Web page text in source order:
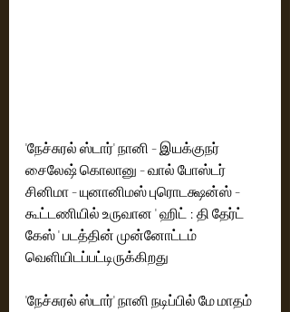
'நேச்சுரல் ஸ்டார்' நானி - இயக்குநர்
சைலேஷ் கொலானு - வால் போஸ்டர்
சினிமா - யுனானிமஸ் புரொடக்ஷன்ஸ் -
கூட்டணியில் உருவான ' ஹிட் : தி தேர்ட்
கேஸ் ' படத்தின் முன்னோட்டம்
வெளியிடப்பட்டிருக்கிறது
'நேச்சுரல் ஸ்டார்' நானி நடிப்பில் மே மாதம்